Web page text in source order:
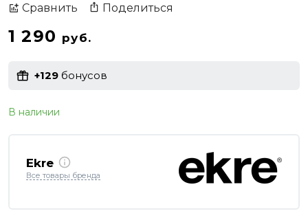
Сравнить Поделиться
1 290 руб.
+129 бонусов
В наличии
Ekre
Все товары бренда